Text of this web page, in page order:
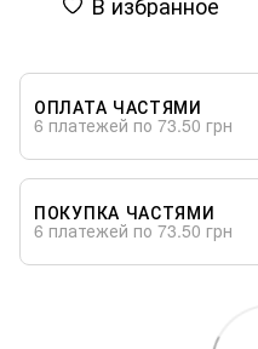
ОПЛАТА ЧАСТЯМИ
6 платежей по 73.50 грн
ПОКУПКА ЧАСТЯМИ
6 платежей по 73.50 грн